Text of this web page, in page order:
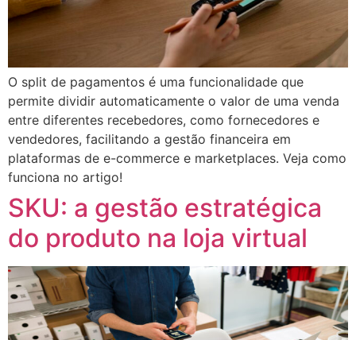
O split de pagamentos é uma funcionalidade que
permite dividir automaticamente o valor de uma venda
entre diferentes recebedores, como fornecedores e
vendedores, facilitando a gestão financeira em
plataformas de e-commerce e marketplaces. Veja como
funciona no artigo!
SKU: a gestão estratégica
do produto na loja virtual